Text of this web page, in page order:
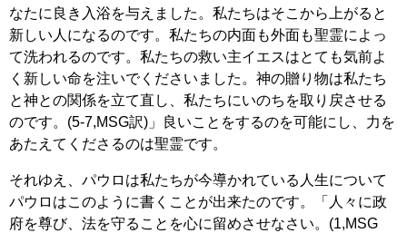
なたに良き入浴を与えました。私たちはそこから上がると
新しい人になるのです。私たちの内面も外面も聖霊によっ
て洗われるのです。私たちの救い主イエスはとても気前よ
く新しい命を注いでくださいました。神の贈り物は私たち
と神との関係を立て直し、私たちにいのちを取り戻させる
のです。(5-7,MSG訳)」良いことをするのを可能にし、力を
あたえてくださるのは聖霊です。
それゆえ、パウロは私たちが今導かれている人生について
パウロはこのように書くことが出来たのです。「人々に政
府を尊び、法を守ることを心に留めさせなさい。(1,MSG